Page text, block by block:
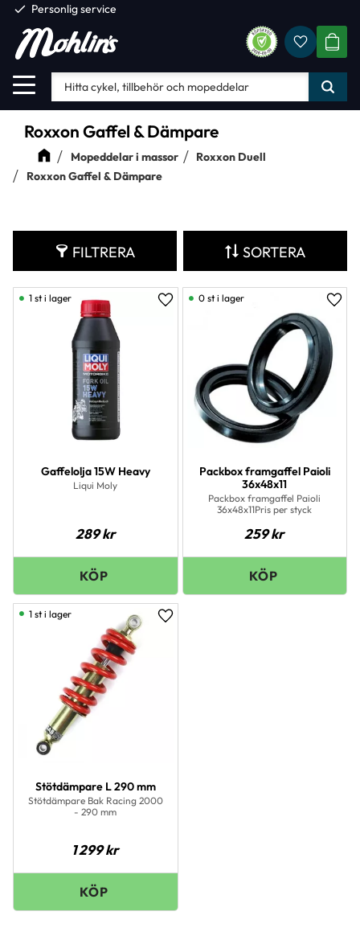
Meny
check Personlig service
Roxxon Gaffel & Dämpare
Mopeddelar i massor
Roxxon Duell
Roxxon Gaffel & Dämpare
FILTRERA SORTERA
Gaffelolja 15W Heavy
Liqui Moly
289kr
Lägg till i favoriter
1 st i lager
Packbox framgaffel Paioli
36x48x11
Packbox framgaffel Paioli
36x48x11Pris per styck
259kr
0 st i lager
Stötdämpare L 290 mm
Stötdämpare Bak Racing 2000
- 290 mm
1 299kr
Lägg till i favoriter
1 st i lager